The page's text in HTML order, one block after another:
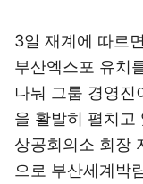
3일 재계에 따르
부산엑스포 유치
나눠 그룹 경영진
을 활발히 펼치고
상공회의소 회장
으로 부산세계박